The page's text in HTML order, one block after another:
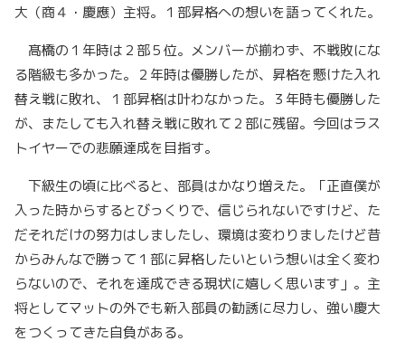
大（商４・慶應）主将。１部昇格への想いを語ってくれた。
髙橋の１年時は２部５位。メンバーが揃わず、不戦敗にな
る階級も多かった。２年時は優勝したが、昇格を懸けた入れ
替え戦に敗れ、１部昇格は叶わなかった。３年時も優勝した
が、またしても入れ替え戦に敗れて２部に残留。今回はラス
トイヤーでの悲願達成を目指す。
下級生の頃に比べると、部員はかなり増えた。「正直僕が
入った時からするとびっくりで、信じられないですけど、た
だそれだけの努力はしましたし、環境は変わりましたけど昔
からみんなで勝って１部に昇格したいという想いは全く変わ
らないので、それを達成できる現状に嬉しく思います」。主
将としてマットの外でも新入部員の勧誘に尽力し、強い慶大
をつくってきた自負がある。